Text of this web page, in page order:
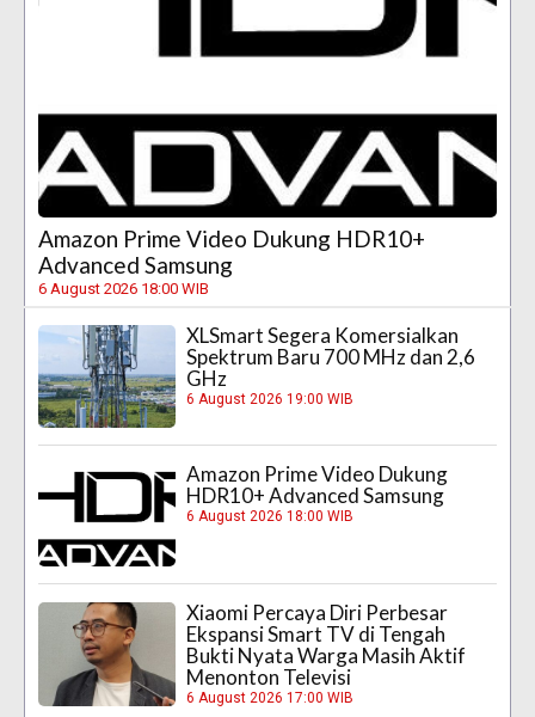
Amazon Prime Video Dukung HDR10+
Advanced Samsung
6 August 2026 18:00 WIB
XLSmart Segera Komersialkan
Spektrum Baru 700 MHz dan 2,6
GHz
6 August 2026 19:00 WIB
Amazon Prime Video Dukung
HDR10+ Advanced Samsung
6 August 2026 18:00 WIB
Xiaomi Percaya Diri Perbesar
Ekspansi Smart TV di Tengah
Bukti Nyata Warga Masih Aktif
Menonton Televisi
6 August 2026 17:00 WIB